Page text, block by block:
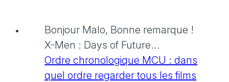
Bonjour Malo, Bonne remarque !
X-Men : Days of Future...
Ordre chronologique MCU : dans
quel ordre regarder tous les films